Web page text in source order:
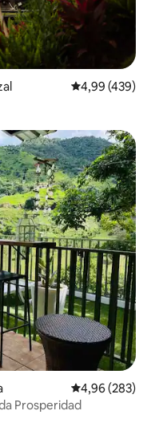
Середня
4,99 (439)
Середня
4,96 (283)
Prosperidad